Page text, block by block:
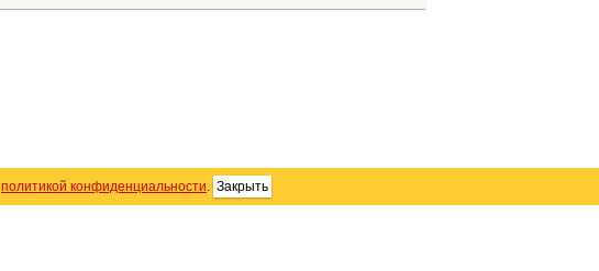
политикой конфиденциальности. Закрыть